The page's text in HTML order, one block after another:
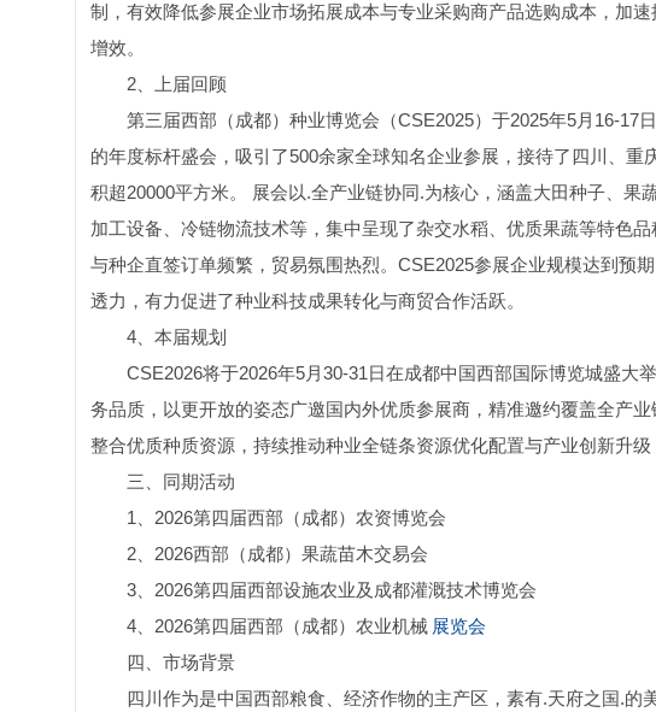
制，有效降低参展企业市场拓展成本与专业采购商产品选购成本，加
增效。
2、上届回顾
第三届西部（成都）种业博览会（CSE2025）于2025年5月16-
的年度标杆盛会，吸引了500余家全球知名企业参展，接待了四川、
积超20000平方米。 展会以.全产业链协同.为核心，涵盖大田种子、
加工设备、冷链物流技术等，集中呈现了杂交水稻、优质果蔬等特色
与种企直签订单频繁，贸易氛围热烈。CSE2025参展企业规模达到预
透力，有力促进了种业科技成果转化与商贸合作活跃。
4、本届规划
CSE2026将于2026年5月30-31日在成都中国西部国际博览城盛大
务品质，以更开放的姿态广邀国内外优质参展商，精准邀约覆盖全产
整合优质种质资源，持续推动种业全链条资源优化配置与产业创新升
三、同期活动
1、2026第四届西部（成都）农资博览会
2、2026西部（成都）果蔬苗木交易会
3、2026第四届西部设施农业及成都灌溉技术博览会
4、2026第四届西部（成都）农业机械 展览会
四、市场背景
四川作为是中国西部粮食、经济作物的主产区，素有.天府之国.